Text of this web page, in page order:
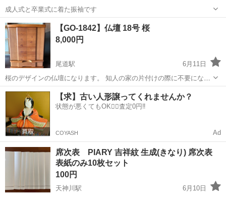
成人式と卒業式に着た振袖です
広島 広島市 舟入本町駅 冠婚葬祭
【GO-1842】仏壇 18号 桜
8,000円
尾道駅
6月11日
桜のデザインの仏壇になります。 知人の家の片付けの際に不要になっ
た物です。 おそらく桜の木が素材として使われていると思いますが、
全部なのか一部なのかは不明です。 画像検索をしても似たようなもの
は出てきますが、全く同じもの...
広島 尾道市 尾道駅 冠婚葬祭
【求】古い人形譲ってくれませんか？
状態が悪くてもOK🙆‍♀️査定0円‼️
COYASH Ad
席次表 PIARY 吉祥紋 生成(きなり) 席次表
表紙のみ10枚セット
100円
天神川駅
6月10日